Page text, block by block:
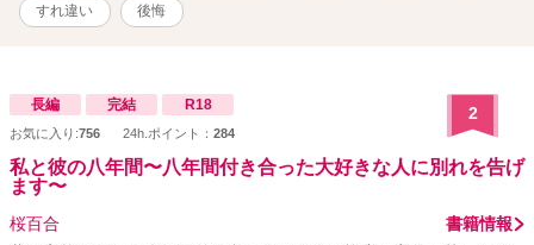
すれ違い 後悔
長編 完結 R18
お気に入り:756 24h.ポイント： 284
2
私と彼の八年間〜八年間付き合った大好きな人に別れを告げ
ます〜
桜百合
書籍情報